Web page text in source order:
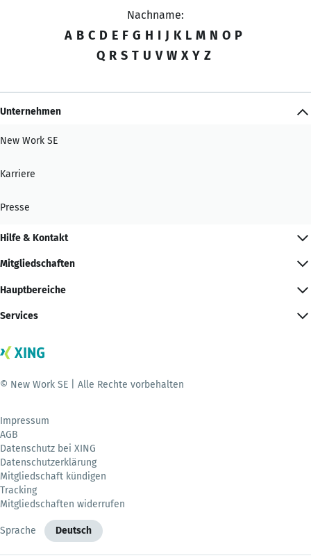
Nachname:
A B C D E F G H I J K L M N O P
Q R S T U V W X Y Z
Unternehmen
New Work SE
Karriere
Presse
Hilfe & Kontakt
Mitgliedschaften
Hauptbereiche
Services
© New Work SE | Alle Rechte vorbehalten
Impressum
AGB
Datenschutz bei XING
Datenschutzerklärung
Mitgliedschaft kündigen
Tracking
Mitgliedschaften widerrufen
Sprache Deutsch